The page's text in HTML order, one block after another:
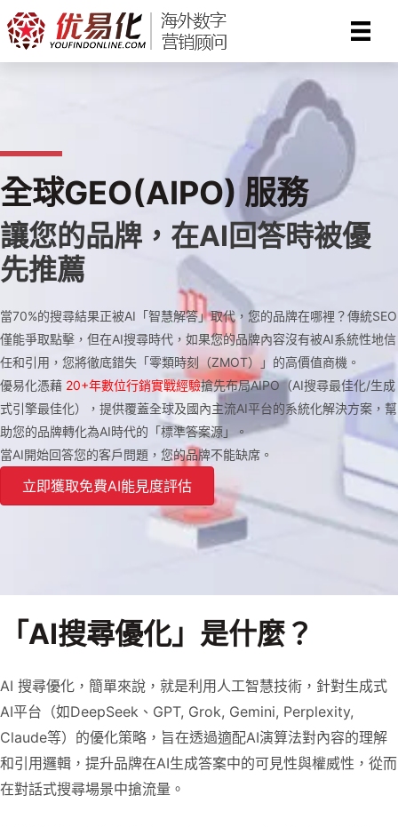
Skip
to
content
全球GEO(AIPO) 服務
讓您的品牌，在AI回答時被優
先推薦
當70%的搜尋結果正被AI「智慧解答」取代，您的品牌在哪裡？傳統SEO
僅能爭取點擊，但在AI搜尋時代，如果您的品牌內容沒有被AI系統性地信
任和引用，您將徹底錯失「零類時刻（ZMOT）」的高價值商機。
優易化憑藉 20+年數位行銷實戰經驗搶先布局AIPO（AI搜尋最佳化/生成
式引擎最佳化），提供覆蓋全球及國內主流AI平台的系統化解決方案，幫
助您的品牌轉化為AI時代的「標準答案源」。
當AI開始回答您的客戶問題，您的品牌不能缺席。
立即獲取免費AI能見度評估
「AI搜尋優化」是什麼？
AI 搜尋優化，簡單來說，就是利用人工智慧技術，針對生成式
AI平台（如DeepSeek、GPT, Grok, Gemini, Perplexity,
Claude等）的優化策略，旨在透過適配AI演算法對內容的理解
和引用邏輯，提升品牌在AI生成答案中的可見性與權威性，從而
在對話式搜尋場景中搶流量。